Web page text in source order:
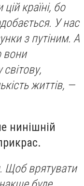
країні, бо
У нас
з путіним. А
вони
життів, —
нинішній
Щоб врятувати